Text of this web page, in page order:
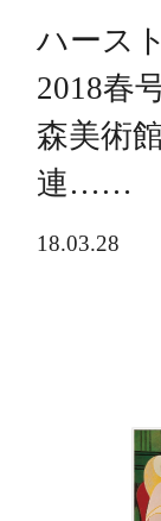
ハース
2018春
森美術
連……
18.03.28